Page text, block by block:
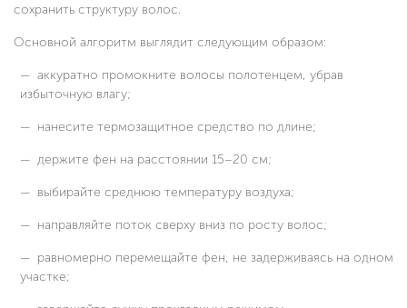
сохранить структуру волос.
Основной алгоритм выглядит следующим образом:
аккуратно промокните волосы полотенцем, убрав
избыточную влагу;
нанесите термозащитное средство по длине;
держите фен на расстоянии 15–20 см;
выбирайте среднюю температуру воздуха;
направляйте поток сверху вниз по росту волос;
равномерно перемещайте фен, не задерживаясь на одном
участке;